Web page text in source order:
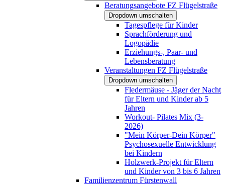
Beratungsangebote FZ Flügelstraße
Dropdown umschalten
Tagespflege für Kinder
Sprachförderung und
Logopädie
Erziehungs-, Paar- und
Lebensberatung
Veranstaltungen FZ Flügelstraße
Dropdown umschalten
Fledermäuse - Jäger der Nacht
für Eltern und Kinder ab 5
Jahren
Workout- Pilates Mix (3-
2026)
"Mein Körper-Dein Körper"
Psychosexuelle Entwicklung
bei Kindern
Holzwerk-Projekt für Eltern
und Kinder von 3 bis 6 Jahren
Familienzentrum Fürstenwall